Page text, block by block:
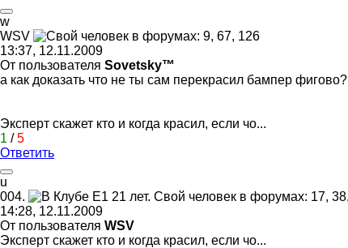
w
WSV
13:37, 12.11.2009
От пользователя Sоvetsky™
а как доказать что не ты сам перекрасил бампер фигово?
Эксперт скажет кто и когда красил, если чо...
1 /5
Ответить
u
004.
14:28, 12.11.2009
От пользователя WSV
Эксперт скажет кто и когда красил, если чо...